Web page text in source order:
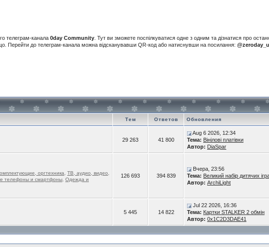
телеграм-канала 0day Community . Тут ви зможете поспілкуватися одне з одним та дізнатися про
Перейти до телеграм-канала можна відсканувавши QR-код або натиснувши на посилання:
Тем Ответов Обновления
29 263 41 800
Aug 6 2026, 12:34
Тема: Вінілові платівки
Автор: DiaSpar
оргтехника, ТВ, аудио, видео,
телефоны и смартфоны, Одежда и
126 693 394 839
Вчера, 23:56
Тема: Великий набір дитячих
Автор: ArchiLight
5 445 14 822
Jul 22 2026, 16:36
Тема: Картки STALKER 2 обмін
Автор: 0x1C2D3DAE41